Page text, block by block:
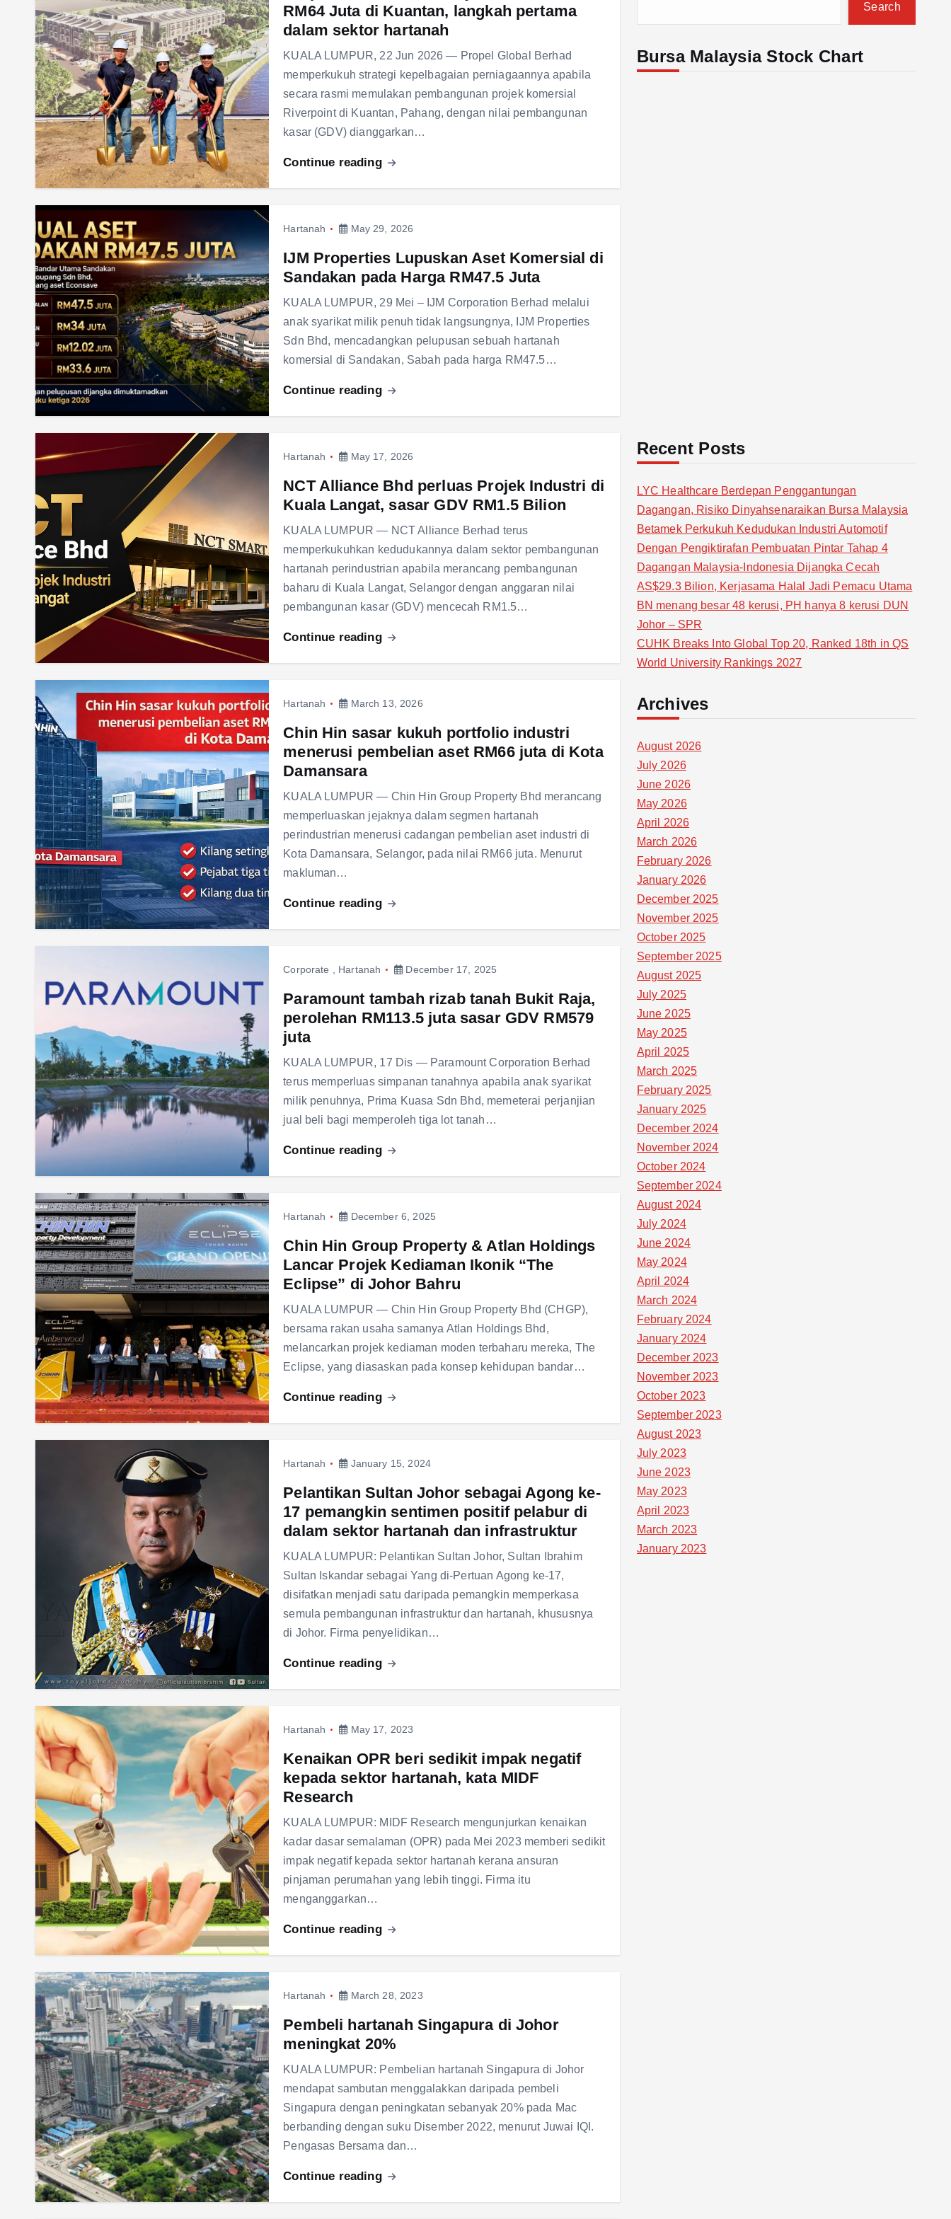
RM64 Juta di Kuantan, langkah pertama
dalam sektor hartanah
KUALA LUMPUR, 22 Jun 2026 — Propel Global Berhad
memperkukuh strategi kepelbagaian perniagaannya apabila
secara rasmi memulakan pembangunan projek komersial
Riverpoint di Kuantan, Pahang, dengan nilai pembangunan
kasar (GDV) dianggarkan…
Continue reading
Hartanah May 29, 2026
IJM Properties Lupuskan Aset Komersial di
Sandakan pada Harga RM47.5 Juta
KUALA LUMPUR, 29 Mei – IJM Corporation Berhad melalui
anak syarikat milik penuh tidak langsungnya, IJM Properties
Sdn Bhd, mencadangkan pelupusan sebuah hartanah
komersial di Sandakan, Sabah pada harga RM47.5…
Continue reading
Hartanah May 17, 2026
NCT Alliance Bhd perluas Projek Industri di
Kuala Langat, sasar GDV RM1.5 Bilion
KUALA LUMPUR — NCT Alliance Berhad terus
memperkukuhkan kedudukannya dalam sektor pembangunan
hartanah perindustrian apabila merancang pembangunan
baharu di Kuala Langat, Selangor dengan anggaran nilai
pembangunan kasar (GDV) mencecah RM1.5…
Continue reading
Hartanah March 13, 2026
Chin Hin sasar kukuh portfolio industri
menerusi pembelian aset RM66 juta di Kota
Damansara
KUALA LUMPUR — Chin Hin Group Property Bhd merancang
memperluaskan jejaknya dalam segmen hartanah
perindustrian menerusi cadangan pembelian aset industri di
Kota Damansara, Selangor, pada nilai RM66 juta. Menurut
makluman…
Continue reading
Corporate Hartanah December 17, 2025
Paramount tambah rizab tanah Bukit Raja,
perolehan RM113.5 juta sasar GDV RM579
juta
KUALA LUMPUR, 17 Dis — Paramount Corporation Berhad
terus memperluas simpanan tanahnya apabila anak syarikat
milik penuhnya, Prima Kuasa Sdn Bhd, memeterai perjanjian
jual beli bagi memperoleh tiga lot tanah…
Continue reading
Hartanah December 6, 2025
Chin Hin Group Property & Atlan Holdings
Lancar Projek Kediaman Ikonik “The
Eclipse” di Johor Bahru
KUALA LUMPUR — Chin Hin Group Property Bhd (CHGP),
bersama rakan usaha samanya Atlan Holdings Bhd,
melancarkan projek kediaman moden terbaharu mereka, The
Eclipse, yang diasaskan pada konsep kehidupan bandar…
Continue reading
Hartanah January 15, 2024
Pelantikan Sultan Johor sebagai Agong ke-
17 pemangkin sentimen positif pelabur di
dalam sektor hartanah dan infrastruktur
KUALA LUMPUR: Pelantikan Sultan Johor, Sultan Ibrahim
Sultan Iskandar sebagai Yang di-Pertuan Agong ke-17,
disifatkan menjadi satu daripada pemangkin memperkasa
semula pembangunan infrastruktur dan hartanah, khususnya
di Johor. Firma penyelidikan…
Continue reading
Hartanah May 17, 2023
Kenaikan OPR beri sedikit impak negatif
kepada sektor hartanah, kata MIDF
Research
KUALA LUMPUR: MIDF Research mengunjurkan kenaikan
kadar dasar semalaman (OPR) pada Mei 2023 memberi sedikit
impak negatif kepada sektor hartanah kerana ansuran
pinjaman perumahan yang lebih tinggi. Firma itu
menganggarkan…
Continue reading
Hartanah March 28, 2023
Pembeli hartanah Singapura di Johor
meningkat 20%
KUALA LUMPUR: Pembelian hartanah Singapura di Johor
mendapat sambutan menggalakkan daripada pembeli
Singapura dengan peningkatan sebanyak 20% pada Mac
berbanding dengan suku Disember 2022, menurut Juwai IQI.
Pengasas Bersama dan…
Continue reading
Search
Bursa Malaysia Stock Chart
Recent Posts
LYC Healthcare Berdepan Penggantungan
Dagangan, Risiko Dinyahsenaraikan Bursa Malaysia
Betamek Perkukuh Kedudukan Industri Automotif
Dengan Pengiktirafan Pembuatan Pintar Tahap 4
Dagangan Malaysia-Indonesia Dijangka Cecah
AS$29.3 Bilion, Kerjasama Halal Jadi Pemacu Utama
BN menang besar 48 kerusi, PH hanya 8 kerusi DUN
Johor – SPR
CUHK Breaks Into Global Top 20, Ranked 18th in QS
World University Rankings 2027
Archives
August 2026
July 2026
June 2026
May 2026
April 2026
March 2026
February 2026
January 2026
December 2025
November 2025
October 2025
September 2025
August 2025
July 2025
June 2025
May 2025
April 2025
March 2025
February 2025
January 2025
December 2024
November 2024
October 2024
September 2024
August 2024
July 2024
June 2024
May 2024
April 2024
March 2024
February 2024
January 2024
December 2023
November 2023
October 2023
September 2023
August 2023
July 2023
June 2023
May 2023
April 2023
March 2023
January 2023